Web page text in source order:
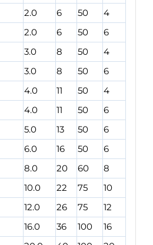
2.0 6 50
4
2.0 6 50
6
3.0 8 50
4
3.0 8 50
6
4.0 11 50
4
4.0 11 50
6
5.0 13 50
6
6.0 16 50
6
8.0 20 60
8
10.0 22 75
10
12.0 26 75
12
16.0 36 100
16